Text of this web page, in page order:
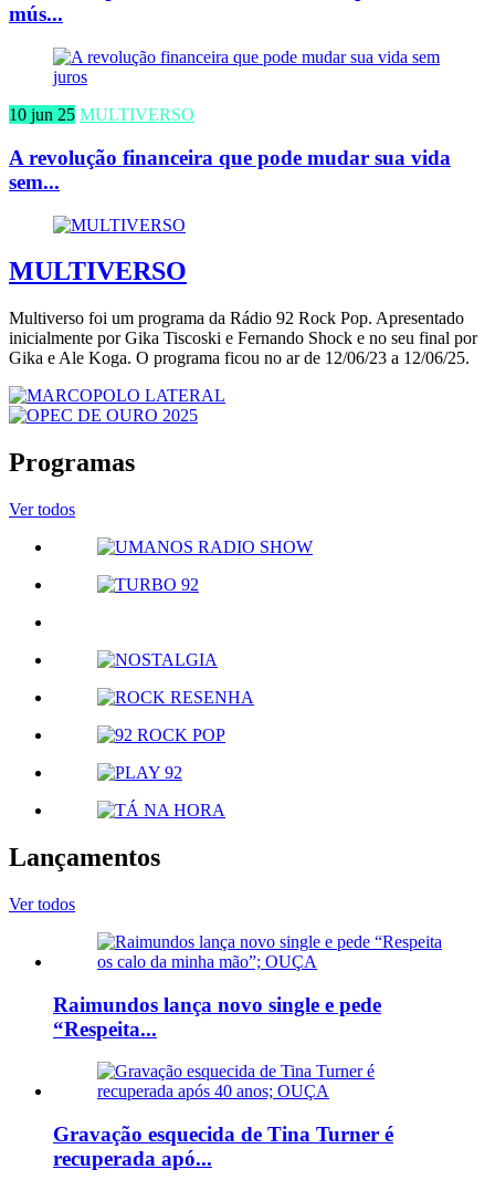
mús...
10 jun 25 MULTIVERSO
A revolução financeira que pode mudar sua vida
sem...
MULTIVERSO
Multiverso foi um programa da Rádio 92 Rock Pop. Apresentado
inicialmente por Gika Tiscoski e Fernando Shock e no seu final por
Gika e Ale Koga. O programa ficou no ar de 12/06/23 a 12/06/25.
Programas
Ver todos
Lançamentos
Ver todos
Raimundos lança novo single e pede
“Respeita...
Gravação esquecida de Tina Turner é
recuperada apó...